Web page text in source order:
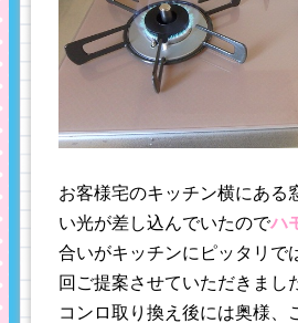
お客様宅のキッチン横にある
い光が差し込んでいたのでハ
合いがキッチンにピッタリで
回ご提案させていただきまし
コンロ取り換え後には奥様、